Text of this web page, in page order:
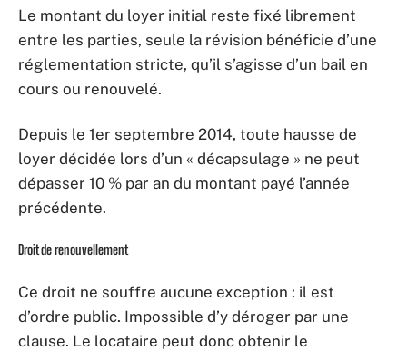
Le montant du loyer initial reste fixé librement
entre les parties, seule la révision bénéficie d’une
réglementation stricte, qu’il s’agisse d’un bail en
cours ou renouvelé.
Depuis le 1er septembre 2014, toute hausse de
loyer décidée lors d’un « décapsulage » ne peut
dépasser 10 % par an du montant payé l’année
précédente.
Droit de renouvellement
Ce droit ne souffre aucune exception : il est
d’ordre public. Impossible d’y déroger par une
clause. Le locataire peut donc obtenir le